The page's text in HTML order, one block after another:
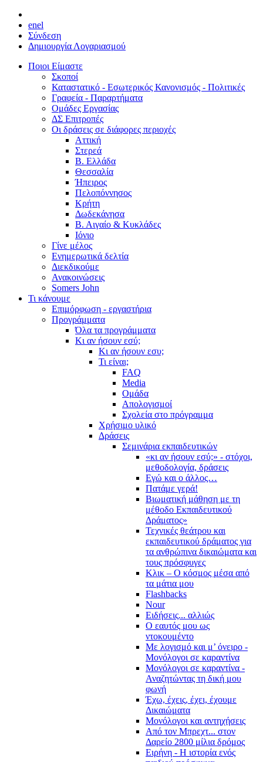
enel
Σύνδεση
Δημιουργία Λογαριασμού
Ποιοι Είμαστε
Σκοποί
Καταστατικό - Εσωτερικός Κανονισμός - Πολιτικές
Γραφεία - Παραρτήματα
Ομάδες Εργασίας
ΔΣ Επιτροπές
Οι δράσεις σε διάφορες περιοχές
Αττική
Στερεά
Β. Ελλάδα
Θεσσαλία
Ήπειρος
Πελοπόννησος
Κρήτη
Δωδεκάνησα
Β. Αιγαίο & Κυκλάδες
Ιόνιο
Γίνε μέλος
Ενημερωτικά δελτία
Διεκδικούμε
Ανακοινώσεις
Somers John
Τι κάνουμε
Επιμόρφωση - εργαστήρια
Προγράμματα
Όλα τα προγράμματα
Κι αν ήσουν εσύ;
Κι αν ήσουν εσυ;
Τι είναι;
FAQ
Media
Ομάδα
Απολογισμοί
Σχολεία στο πρόγραμμα
Χρήσιμο υλικό
Δράσεις
Σεμινάρια εκπαιδευτικών
«κι αν ήσουν εσύ;» - στόχοι,
μεθοδολογία, δράσεις
Εγώ και ο άλλος…
Πατάμε γερά!
Βιωματική μάθηση με τη
μέθοδο Εκπαιδευτικού
Δράματος»
Τεχνικές θεάτρου και
εκπαιδευτικού δράματος για
τα ανθρώπινα δικαιώματα και
τους πρόσφυγες
Κλικ – Ο κόσμος μέσα από
τα μάτια μου
Flashbacks
Nour
Ειδήσεις... αλλιώς
Ο εαυτός μου ως
ντοκουμέντο
Με λογισμό και μ’ όνειρο -
Μονόλογοι σε καραντίνα
Μονόλογοι σε καραντίνα -
Αναζητώντας τη δική μου
φωνή
Έχω, έχεις, έχει, έχουμε
Δικαιώματα
Μονόλογοι και αντηχήσεις
Από τον Μπρεχτ... στον
Δαρείο 2800 μίλια δρόμος
Ειρήνη - Η ιστορία ενός